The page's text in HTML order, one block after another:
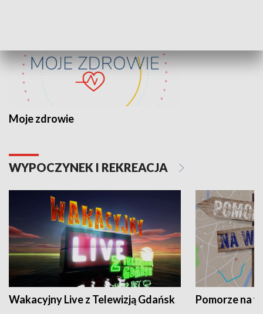
Moje zdrowie
WYPOCZYNEK I REKREACJA
Wakacyjny Live z Telewizją Gdańsk Pomorze na